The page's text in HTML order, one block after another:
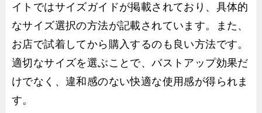
イトではサイズガイドが掲載されており、具体的
なサイズ選択の方法が記載されています。また、
お店で試着してから購入するのも良い方法です。
適切なサイズを選ぶことで、バストアップ効果だ
けでなく、違和感のない快適な使用感が得られま
す。